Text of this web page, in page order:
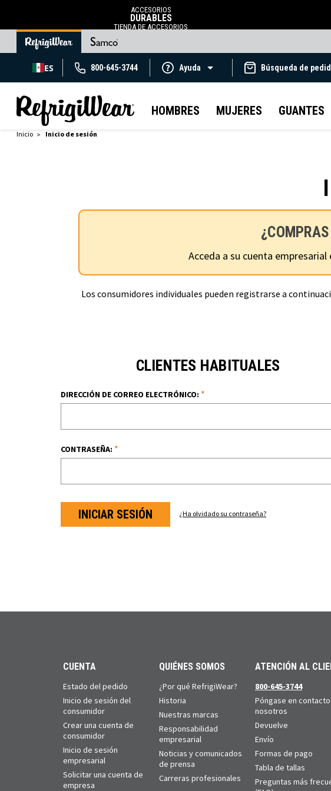
ACCESORIOS
DURABLES
TIENDA DE ACCESORIOS
ES 800-645-3744 Ayuda Búsqueda de
HOMBRES MUJERES GUANTES
Inicio Inicio de sesión
Acceda a su cuenta empresarial
Los consumidores individuales pueden registrarse a
CLIENTES HABITUALES
DIRECCIÓN DE CORREO ELECTRÓNICO: *
CONTRASEÑA: *
¿Ha olvidado su contraseña?
CUENTA
Estado del pedido
Inicio de sesión del
consumidor
Crear una cuenta de
consumidor
Inicio de sesión
empresarial
Solicitar una cuenta de
empresa
QUIÉNES SOMOS
¿Por qué RefrigiWear?
Historia
Nuestras marcas
Responsabilidad
empresarial
Noticias y comunicados
de prensa
Carreras profesionales
ATENCIÓN AL
800-645-3744
Póngase en
nosotros
Devuelve
Envío
Formas de pago
Tabla de tallas
Preguntas más